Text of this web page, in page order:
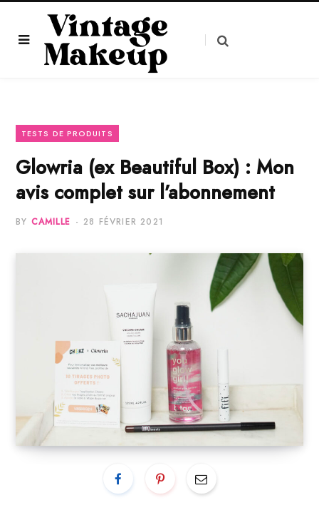
TESTS DE PRODUITS
Glowria (ex Beautiful Box) : Mon
avis complet sur l’abonnement
BY CAMILLE 28 FÉVRIER 2021